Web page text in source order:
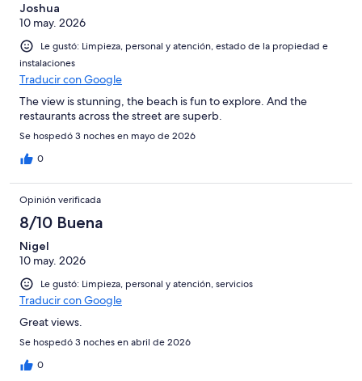
Joshua
10 may. 2026
Le gustó: Limpieza, personal y atención, estado de la propiedad e
instalaciones
Traducir con Google
The view is stunning, the beach is fun to explore. And the
restaurants across the street are superb.
Se hospedó 3 noches en mayo de 2026
0
Opinión verificada
8/10 Buena
Nigel
10 may. 2026
Le gustó: Limpieza, personal y atención, servicios
Traducir con Google
Great views.
Se hospedó 3 noches en abril de 2026
0